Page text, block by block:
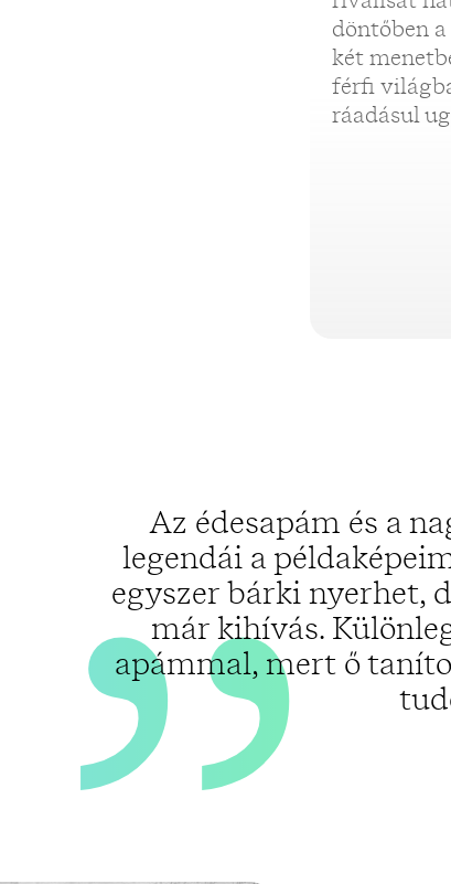
döntőben
két
férfi
ráadásul
Az édesapám és a
legendái a
egyszer bárki nyerhet,
már kihívás.
apámmal, mert ő
„